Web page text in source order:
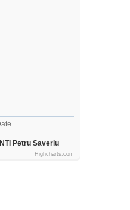
Petru Saveriu
Highcharts.com